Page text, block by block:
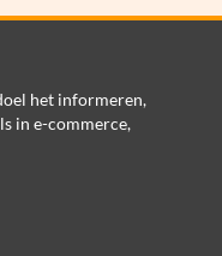
het informeren,
in e-commerce,